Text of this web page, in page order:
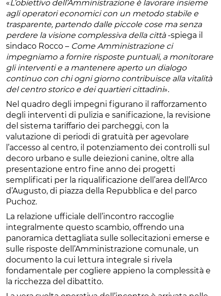
«L’obiettivo dell’Amministrazione è lavorare insieme
agli operatori economici con un metodo stabile e
trasparente, partendo dalle piccole cose ma senza
perdere la visione complessiva della città -spiega il
sindaco Rocco – Come Amministrazione ci
impegniamo a fornire risposte puntuali, a monitorare
gli interventi e a mantenere aperto un dialogo
continuo con chi ogni giorno contribuisce alla vitalità
del centro storico e dei quartieri cittadini».
Nel quadro degli impegni figurano il rafforzamento
degli interventi di pulizia e sanificazione, la revisione
del sistema tariffario dei parcheggi, con la
valutazione di periodi di gratuità per agevolare
l’accesso al centro, il potenziamento dei controlli sul
decoro urbano e sulle deiezioni canine, oltre alla
presentazione entro fine anno dei progetti
semplificati per la riqualificazione dell’area dell’Arco
d’Augusto, di piazza della Repubblica e del parco
Puchoz.
La relazione ufficiale dell’incontro raccoglie
integralmente questo scambio, offrendo una
panoramica dettagliata sulle sollecitazioni emerse e
sulle risposte dell’Amministrazione comunale, un
documento la cui lettura integrale si rivela
fondamentale per cogliere appieno la complessità e
la ricchezza del dibattito.